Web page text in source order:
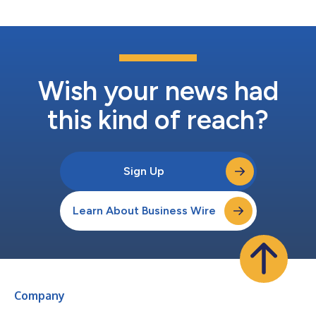
Wish your news had
this kind of reach?
Sign Up
Learn About Business Wire
Company